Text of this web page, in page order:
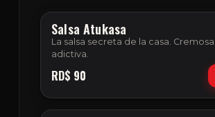
Salsa Atukasa
La salsa secreta de la casa.
adictiva.
RD$ 90